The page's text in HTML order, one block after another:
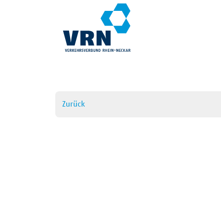
Zurück